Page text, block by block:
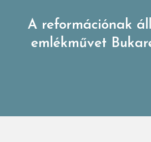
A reformációnak
emlékművet